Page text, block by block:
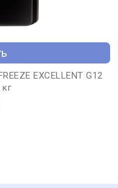
EXCELLENT G12